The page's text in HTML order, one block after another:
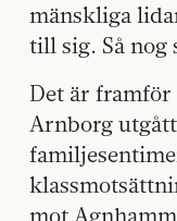
mänskliga
till sig. Så nog
Det är framför
Arnborg
mot